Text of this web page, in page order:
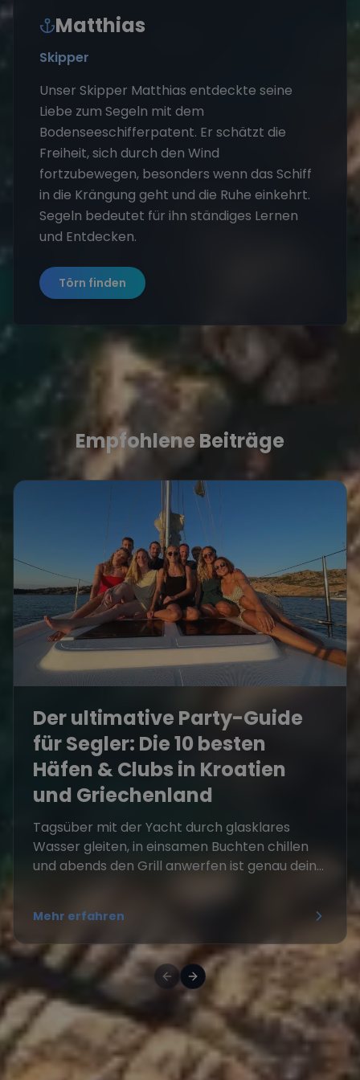
Matthias
Skipper
Unser Skipper Matthias entdeckte seine
Liebe zum Segeln mit dem
Bodenseeschifferpatent. Er schätzt die
Freiheit, sich durch den Wind
fortzubewegen, besonders wenn das Schiff
in die Krängung geht und die Ruhe einkehrt.
Segeln bedeutet für ihn ständiges Lernen
und Entdecken.
Törn finden
Empfohlene Beiträge
Der ultimative Party-Guide
für Segler: Die 10 besten
Häfen & Clubs in Kroatien
und Griechenland
Tagsüber mit der Yacht durch glasklares
Wasser gleiten, in einsamen Buchten chillen
und abends den Grill anwerfen ist genau dein...
Mehr erfahren